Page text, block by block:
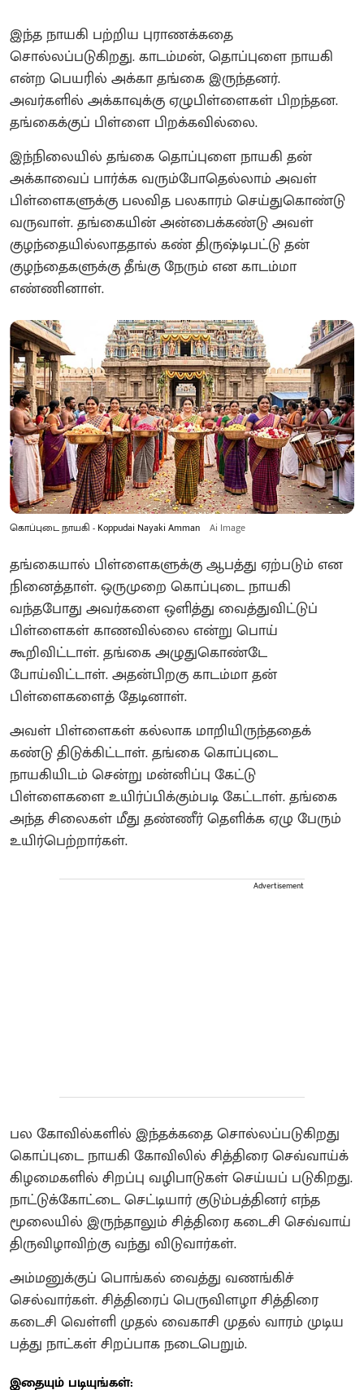
இந்த நாயகி பற்றிய புராணக்கதை
சொல்லப்படுகிறது.‌ காடம்மன், தொப்புளை நாயகி
என்ற பெயரில் அக்கா தங்கை இருந்தனர்.
அவர்களில் அக்காவுக்கு ஏழுபிள்ளைகள் பிறந்தன.
தங்கைக்குப் பிள்ளை பிறக்கவில்லை‌.
இந்நிலையில் தங்கை தொப்புளை நாயகி தன்
அக்காவைப் பார்க்க வரும்போதெல்லாம் அவள்
பிள்ளைகளுக்கு பலவித பலகாரம் செய்துகொண்டு
வருவாள். தங்கையின் அன்பைக்கண்டு அவள்
குழந்தையில்லாததால் கண் திருஷ்டிபட்டு தன்
குழந்தைகளுக்கு தீங்கு நேரும் என காடம்மா
எண்ணினாள்.
கொப்புடை நாயகி - Koppudai Nayaki Amman Ai Image
தங்கையால் பிள்ளைகளுக்கு ஆபத்து ஏற்படும் என
நினைத்தாள்‌. ஒருமுறை கொப்புடை நாயகி
வந்தபோது அவர்களை ஒளித்து வைத்துவிட்டுப்
பிள்ளைகள் காணவில்லை என்று பொய்
கூறிவிட்டாள். தங்கை அழுதுகொண்டே
போய்விட்டாள். அதன்பிறகு காடம்மா தன்
பிள்ளைகளைத் தேடினாள்.‌
அவள் பிள்ளைகள் கல்லாக மாறியிருந்ததைக்
கண்டு திடுக்கிட்டாள். தங்கை கொப்புடை
நாயகியிடம் சென்று மன்னிப்பு கேட்டு
பிள்ளைகளை உயிர்ப்பிக்கும்படி கேட்டாள். தங்கை
அந்த சிலைகள் மீது தண்ணீர் தெளிக்க ஏழு பேரும்
உயிர்பெற்றார்கள்.
Advertisement
பல கோவில்களில் இந்தக்கதை சொல்லப்படுகிறது
கொப்புடை நாயகி கோவிலில் சித்திரை செவ்வாய்க்
கிழமைகளில் சிறப்பு வழிபாடுகள் செய்யப் படுகிறது.‌
நாட்டுக்கோட்டை செட்டியார் குடும்பத்தினர் எந்த
மூலையில் இருந்தாலும் சித்திரை கடைசி செவ்வாய்
திருவிழாவிற்கு வந்து விடுவார்கள்.‌
அம்மனுக்குப் பொங்கல் வைத்து வணங்கிச்
செல்வார்கள். ‌சித்திரைப் பெருவிளழா சித்திரை
கடைசி வெள்ளி முதல் வைகாசி முதல் வாரம் முடிய
பத்து நாட்கள் சிறப்பாக நடைபெறும்.
இதையும் படியுங்கள்: